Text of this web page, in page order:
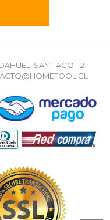
SANTIAGO - 2